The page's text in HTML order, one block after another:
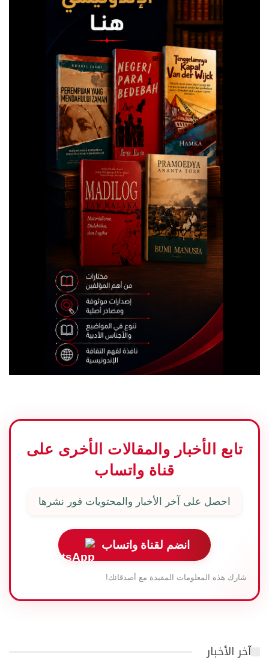
تابع الأخبار والمقالات الأخرى على
قناة واتساب
احصل على آخر الأخبار والمحتويات فور نشرها
انضم لقناة واتساب
شارك هذه المعلومات المفيدة مع أصدقائك!
آخر الأخبار